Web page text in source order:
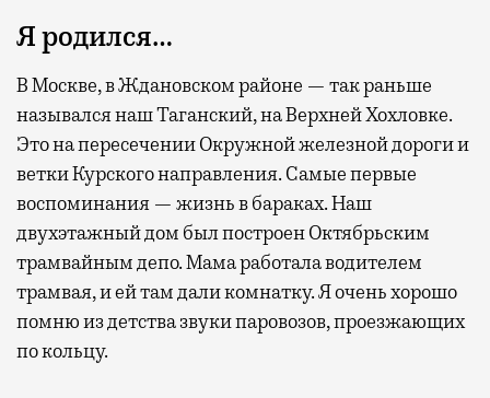
Современный путешественник часто берет
с собой не только чемодан, но и ноутбук.
А ожидание рейса все чаще превращается
не в потерянное время, а в возможность
спокойно закончить дела или спланировать
активности в путешествии, например
забронировать нужные билеты и рестораны.
Я родился…
В Москве, в Ждановском районе — так раньше
назывался наш Таганский, на Верхней Хохловке.
Это на пересечении Окружной железной дороги и
ветки Курского направления. Самые первые
воспоминания — жизнь в бараках. Наш
двухэтажный дом был построен Октябрьским
трамвайным депо. Мама работала водителем
трамвая, и ей там дали комнатку. Я очень хорошо
помню из детства звуки паровозов, проезжающих
по кольцу.